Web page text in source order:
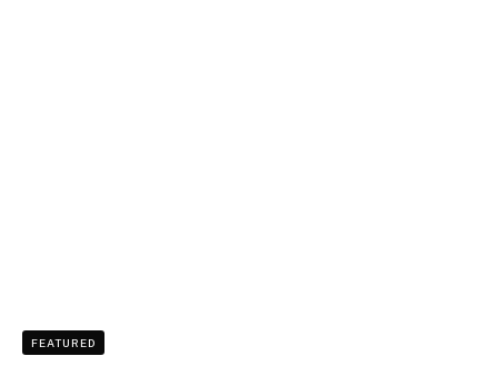
FEATURED